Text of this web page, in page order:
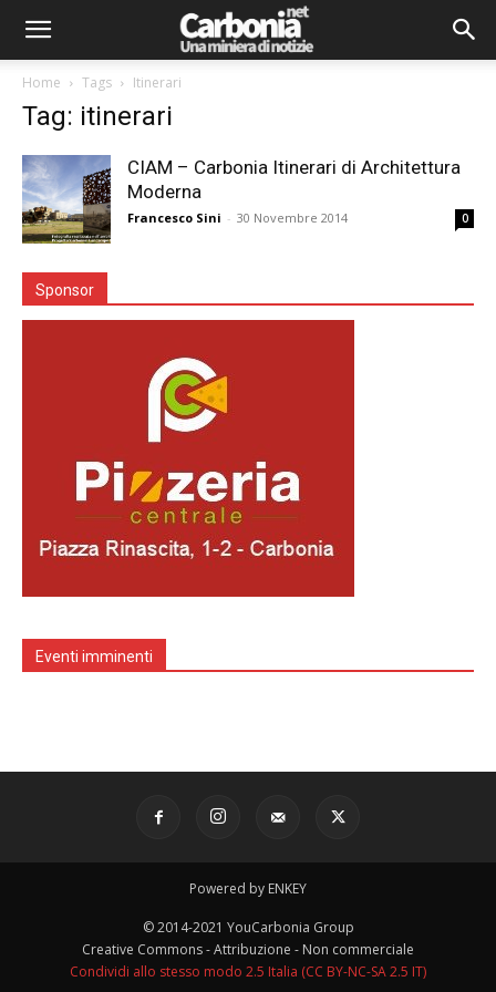
Home Tags Itinerari
Tag: itinerari
CIAM – Carbonia Itinerari di Architettura
Moderna
Francesco Sini - 30 Novembre 2014 0
Sponsor
Eventi imminenti
Powered by ENKEY
© 2014-2021 YouCarbonia Group
Creative Commons - Attribuzione - Non commerciale
Condividi allo stesso modo 2.5 Italia (CC BY-NC-SA 2.5 IT)